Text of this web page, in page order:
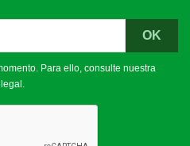
Para ello, consulte nuestra